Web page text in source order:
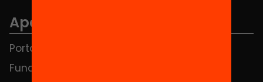
Apartados
Portada
Fundación